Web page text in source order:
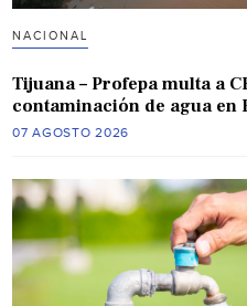
NACIONAL
Tijuana – Profepa multa a
contaminación de agua en
07 AGOSTO 2026